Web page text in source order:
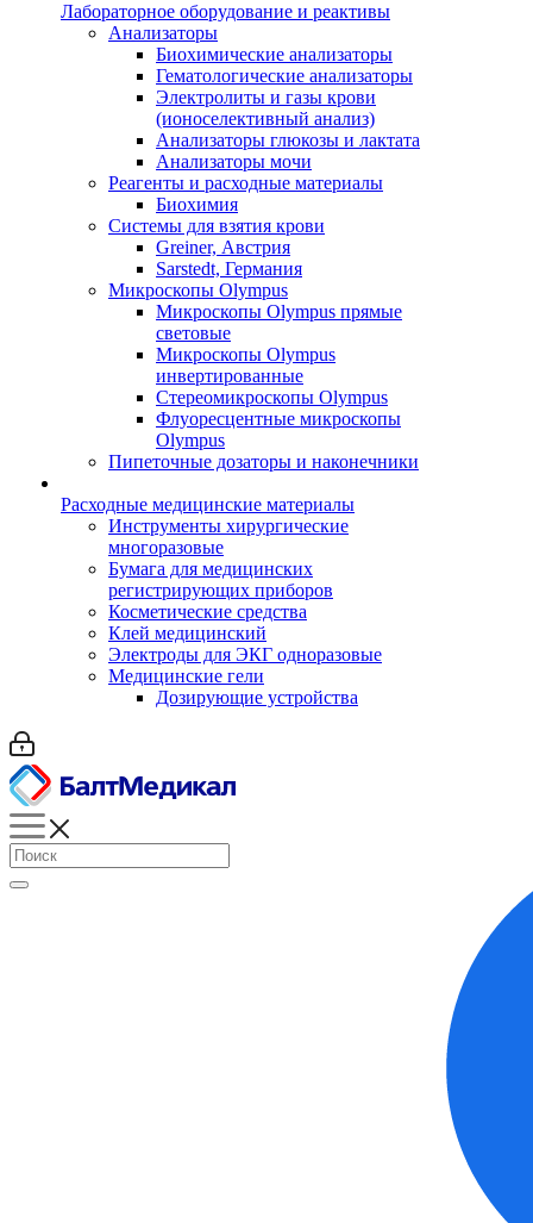
Лабораторное оборудование и реактивы
Анализаторы
Биохимические анализаторы
Гематологические анализаторы
Электролиты и газы крови
(ионоселективный анализ)
Анализаторы глюкозы и лактата
Анализаторы мочи
Реагенты и расходные материалы
Биохимия
Системы для взятия крови
Greiner, Австрия
Sarstedt, Германия
Микроскопы Olympus
Микроскопы Olympus прямые
световые
Микроскопы Olympus
инвертированные
Стереомикроскопы Olympus
Флуоресцентные микроскопы
Olympus
Пипеточные дозаторы и наконечники
Расходные медицинские материалы
Инструменты хирургические
многоразовые
Бумага для медицинских
регистрирующих приборов
Косметические средства
Клей медицинский
Электроды для ЭКГ одноразовые
Медицинские гели
Дозирующие устройства